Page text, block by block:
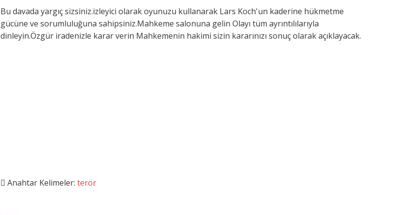
Bu davada yargıç sizsiniz.izleyici olarak oyunuzu kullanarak Lars Koch'un kaderine hükmetme
gücüne ve sorumluluğuna sahipsiniz.Mahkeme salonuna gelin Olayı tüm ayrıntılılarıyla
dinleyin.Özgür iradenizle karar verin Mahkemenin hakimi sizin kararınızı sonuç olarak açıklayacak.
Anahtar Kelimeler: terör